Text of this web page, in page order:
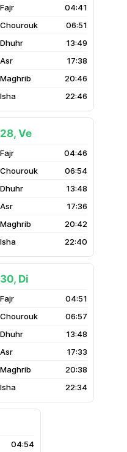
04:41
06:51
13:49
17:38
20:46
22:46
28, Ve
04:46
06:54
13:48
17:36
20:42
22:40
30, Di
04:51
06:57
13:48
17:33
20:38
22:34
04:54